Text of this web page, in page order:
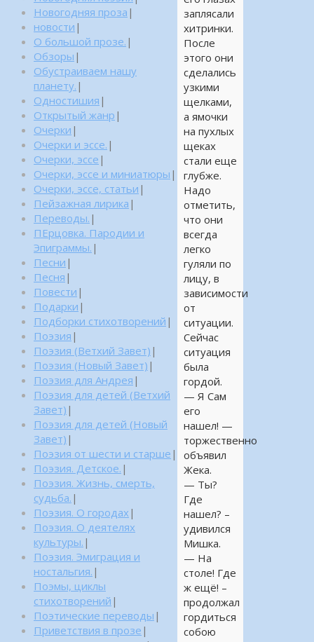
заплясали
хитринки.
После
этого они
сделались
узкими
щелками,
а ямочки
на пухлых
щеках
стали еще
глубже.
Надо
отметить,
что они
всегда
легко
гуляли по
лицу, в
зависимости
от
ситуации.
Сейчас
ситуация
была
гордой.
— Я Сам
его
нашел! —
торжественно
объявил
Жека.
— Ты?
Где
нашел? –
удивился
Мишка.
— На
столе! Где
ж ещё! –
продолжал
гордиться
собою
Новогодняя проза |
новости |
О большой прозе. |
Обзоры |
Обустраиваем нашу
планету. |
Одностишия |
Открытый жанр |
Очерки |
Очерки и эссе. |
Очерки, эссе |
Очерки, эссе и миниатюры |
Очерки, эссе, статьи |
Пейзажная лирика |
Переводы. |
ПЕрцовка. Пародии и
Эпиграммы. |
Песни |
Песня |
Повести |
Подарки |
Подборки стихотворений |
Поэзия |
Поэзия (Ветхий Завет) |
Поэзия (Новый Завет) |
Поэзия для Андрея |
Поэзия для детей (Ветхий
Завет) |
Поэзия для детей (Новый
Завет) |
Поэзия от шести и старше |
Поэзия. Детское. |
Поэзия. Жизнь, смерть,
судьба. |
Поэзия. О городах |
Поэзия. О деятелях
культуры. |
Поэзия. Эмиграция и
ностальгия. |
Поэмы, циклы
стихотворений |
Поэтические переводы |
Приветствия в прозе |